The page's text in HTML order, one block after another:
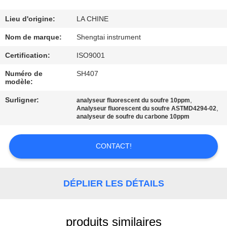
CONTRÔLE
DE
QUALITÉ
CONTACTEZ-
NOUS
DEMANDEZ
Lieu d'origine: LA CHINE
Nom de marque: Shengtai instrument
Certification: ISO9001
Numéro de
modèle:
SH407
Surligner: analyseur fluorescent du soufre 10ppm,
Analyseur fluorescent du soufre ASTMD4294-02,
analyseur de soufre du carbone 10ppm
CONTACT!
DÉPLIER LES DÉTAILS
produits similaires